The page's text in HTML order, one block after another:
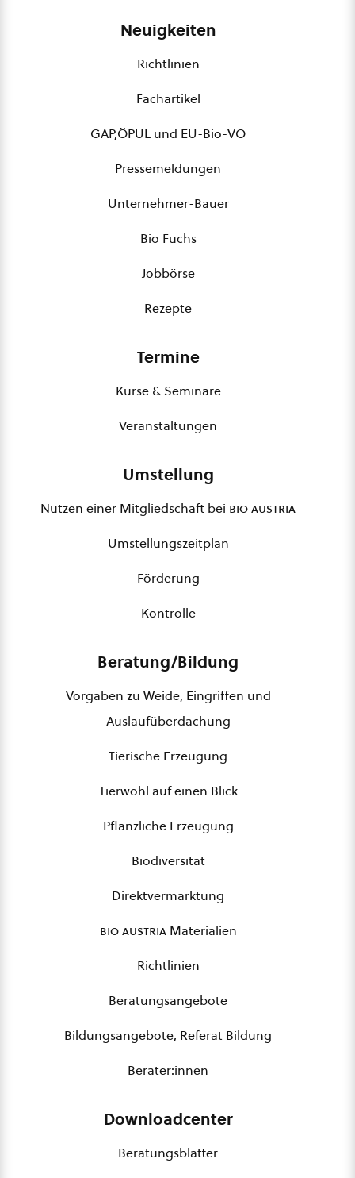
Neuigkeiten
Richtlinien
Fachartikel
GAP,ÖPUL und EU-Bio-VO
Pressemeldungen
Unternehmer-Bauer
Bio Fuchs
Jobbörse
Rezepte
Termine
Kurse & Seminare
Veranstaltungen
Umstellung
Nutzen einer Mitgliedschaft bei bio austria
Umstellungszeitplan
Förderung
Kontrolle
Beratung/Bildung
Vorgaben zu Weide, Eingriffen und
Auslaufüberdachung
Tierische Erzeugung
Tierwohl auf einen Blick
Pflanzliche Erzeugung
Biodiversität
Direktvermarktung
bio austriaMaterialien
Richtlinien
Beratungsangebote
Bildungsangebote, Referat Bildung
Berater:innen
Downloadcenter
Beratungsblätter